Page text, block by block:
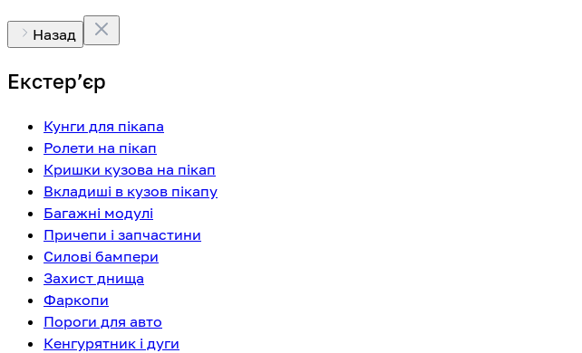
Назад
Екстерʼєр
Кунги для пікапа
Ролети на пікап
Кришки кузова на пікап
Вкладиші в кузов пікапу
Багажні модулі
Причепи і запчастини
Силові бампери
Захист днища
Фаркопи
Пороги для авто
Кенгурятник і дуги